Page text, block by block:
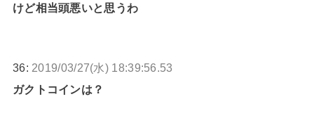
けど相当頭悪いと思うわ
36: 2019/03/27(水) 18:39:56.53
ガクトコインは？